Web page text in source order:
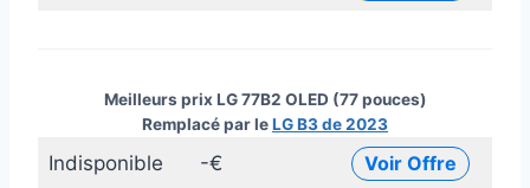
Indisponible -€ Voir Offre
Meilleurs prix LG 77B2 OLED (77 pouces)
Remplacé par leLG B3 de 2023